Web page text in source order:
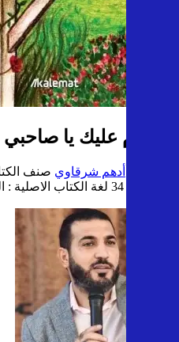
السلام عليك يا صاحبي
أدهم شرقاوي صنف
لغة الكتاب الاصلية :